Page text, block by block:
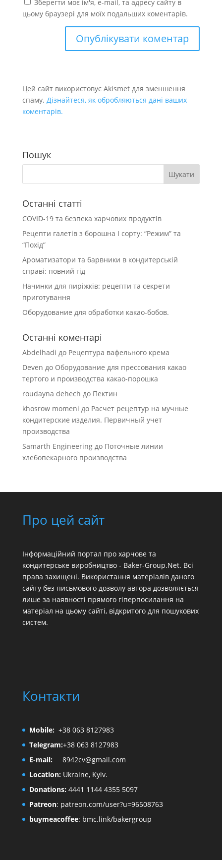
Зберегти моє ім'я, e-mail, та адресу сайту в
цьому браузері для моїх подальших коментарів.
Цей сайт використовує Akismet для зменшення
спаму. Дізнайтеся, як обробляються дані ваших
коментарів.
Пошук
Останні статті
COVID-19 та безпека харчових продуктів
Рецепти галетів з борошна І сорту: “Режим” та
“Похід”
Ароматизатори та барвники в кондитерській
справі: повний гід
Начинки для пиріжків: рецепти та секрети
приготування
Оборудование для обработки какао-бобов.
Останні коментарі
Abdelhadi до Рецептура вафельного крема
Deven до Оборудование для прессования какао
тертого и производства какао-порошка
roudayna dehech до Пектин
khosrow momeni до Расчет рецептур на мучные
кондитерские изделия. Первичный учет
производства
Samarth Engineeringдо Поточные линии
хлебопекарного производства
Про цей сайт
Інформаційний портал про харчове та
кондитерське виробництво - Baker-Group.Net. Всі
права захищені. Використання матеріалів даного
сайту без письмового дозволу автора дозволяється
лише за наявності прямого гіперпосилання на
матеріал на цьому сайті, відкритого для пошукових
систем.
Контакти
Mobile: +38 063 8127983
Telegram:+38 063 8127983
E-mail:
8942cv@gmail.com
Location:Ukraine, Kyiv.
Donations:4441 1144 4355 5097
Patreon: patreon.com/user?u=96508763
buymeacoffee: bmc.link/bakergroup